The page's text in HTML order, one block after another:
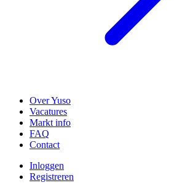
Over Yuso
Vacatures
Markt info
FAQ
Contact
Inloggen
Registreren